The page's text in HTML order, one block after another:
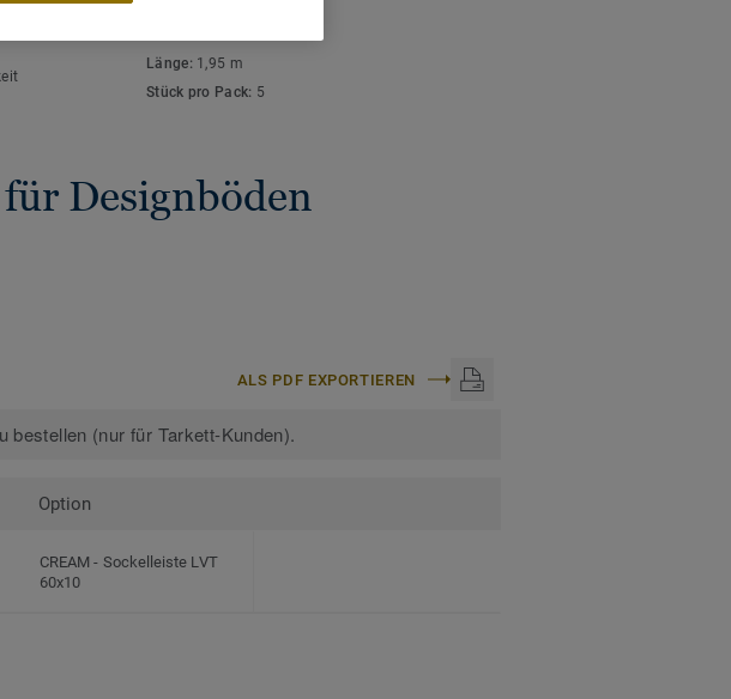
Länge: 1,95 m
Stück pro Pack: 5
Designböden
ALS PDF EXPORTIEREN
bestellen (nur für Tarkett-Kunden).
Option
CREAM- Sockelleiste LVT
60x10